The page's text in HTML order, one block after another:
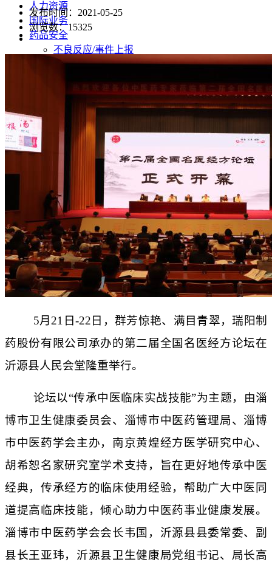
人力资源
国际业务
药品安全
不良反应/事件上报
药品说明书安全项修订告知
药物警戒
发布时间：2021-05-25
浏览数：15325
5月21日-22日，群芳惊艳、满目青翠，瑞阳制
药股份有限公司承办的第二届全国名医经方论坛在
沂源县人民会堂隆重举行。
论坛以“传承中医临床实战技能”为主题，由淄
博市卫生健康委员会、淄博市中医药管理局、淄博
市中医药学会主办，南京黄煌经方医学研究中心、
胡希恕名家研究室学术支持，旨在更好地传承中医
经典，传承经方的临床使用经验，帮助广大中医同
道提高临床技能，倾心助力中医药事业健康发展。
淄博市中医药学会会长韦国，沂源县县委常委、副
县长王亚玮，沂源县卫生健康局党组书记、局长高